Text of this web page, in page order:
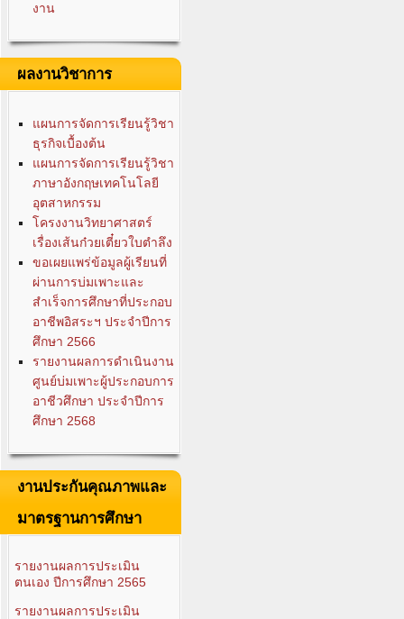
งาน
ผลงานวิชาการ
แผนการจัดการเรียนรู้วิชา
ธุรกิจเบื้องต้น
แผนการจัดการเรียนรู้วิชา
ภาษาอังกฤษเทคโนโลยี
อุตสาหกรรม
โครงงานวิทยาศาสตร์
เรื่องเส้นก๋วยเตี๋ยวใบตำลึง
ขอเผยแพร่ข้อมูลผู้เรียนที่
ผ่านการบ่มเพาะและ
สำเร็จการศึกษาที่ประกอบ
อาชีพอิสระฯ ประจำปีการ
ศึกษา 2566
รายงานผลการดำเนินงาน
ศูนย์บ่มเพาะผู้ประกอบการ
อาชีวศึกษา ประจำปีการ
ศึกษา 2568
งานประกันคุณภาพและ
มาตรฐานการศึกษา
รายงานผลการประเมิน
ตนเอง ปีการศึกษา 2565
รายงานผลการประเมิน